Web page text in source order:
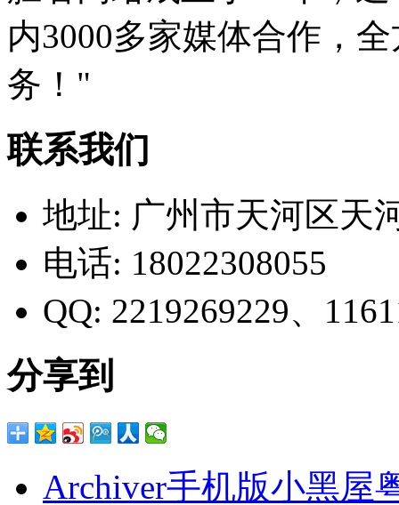
内3000多家媒体合作，
务！"
联系我们
地址: 广州市天河区天
电话: 18022308055
QQ: 2219269229、
分享到
Archiver手机版小黑屋